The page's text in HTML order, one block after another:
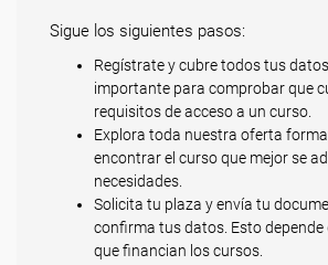
Sigue los siguientes pasos:
Regístrate y cubre todos tus
importante para comprobar que
requisitos de acceso a un curso.
Explora toda nuestra oferta
encontrar el curso que mejor se
necesidades.
Solicita tu plaza y envía tu
confirma tus datos. Esto depende
que financian los cursos.